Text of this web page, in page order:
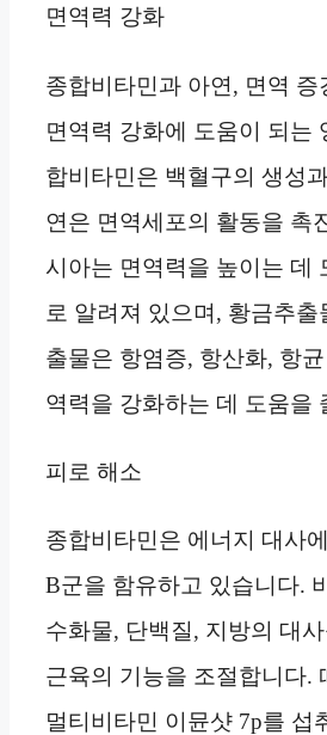
면역력 강화
종합비타민과 아연, 면역 증
면역력 강화에 도움이 되는
합비타민은 백혈구의 생성
연은 면역세포의 활동을 촉
시아는 면역력을 높이는 데
로 알려져 있으며, 황금추
출물은 항염증, 항산화, 항
역력을 강화하는 데 도움을
피로 해소
종합비타민은 에너지 대사
B군을 함유하고 있습니다.
수화물, 단백질, 지방의 대
근육의 기능을 조절합니다.
멀티비타민 이뮨샷 7p를 섭